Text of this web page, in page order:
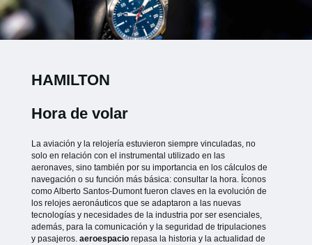
HAMILTON
Hora de volar
La aviación y la relojería estuvieron siempre vinculadas, no
solo en relación con el instrumental utilizado en las
aeronaves, sino también por su importancia en los cálculos de
navegación o su función más básica: consultar la hora. Íconos
como Alberto Santos-Dumont fueron claves en la evolución de
los relojes aeronáuticos que se adaptaron a las nuevas
tecnologías y necesidades de la industria por ser esenciales,
además, para la comunicación y la seguridad de tripulaciones
y pasajeros. aeroespacio repasa la historia y la actualidad de